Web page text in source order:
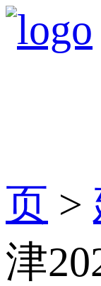
页 >
津